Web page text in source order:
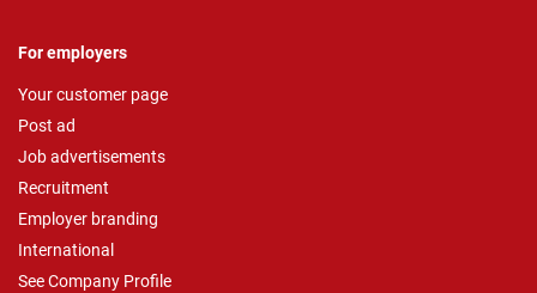
For employers
Your customer page
Post ad
Job advertisements
Recruitment
Employer branding
International
See Company Profile